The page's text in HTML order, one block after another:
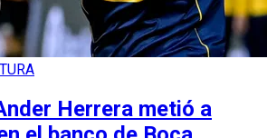
Herrera metió a